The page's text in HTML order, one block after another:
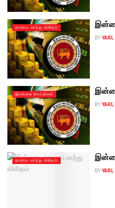
நாணய மாற்று விகிதம்
BY
இலங்கை செய்திகள்
BY
நாணய மாற்று விகிதம்
BY